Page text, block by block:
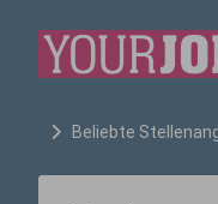
Beliebte